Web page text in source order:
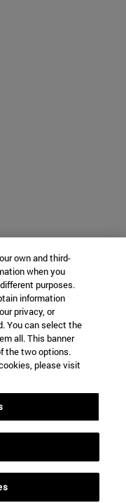
own and third-
when you
purposes.
information
privacy, or
You can select the
all. This banner
the two options.
please visit